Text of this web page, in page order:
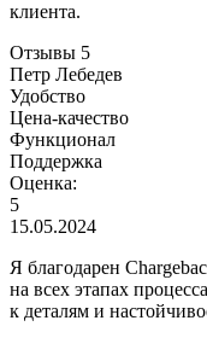
клиента.
Отзывы 5
Петр Лебедев
Удобство
Цена-качество
Функционал
Поддержка
Оценка:
5
15.05.2024
Я благодарен
на всех этапах
к деталям и